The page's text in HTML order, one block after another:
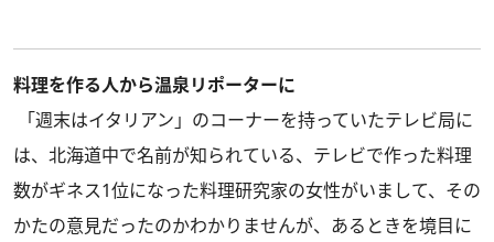
料理を作る人から温泉リポーターに
「週末はイタリアン」のコーナーを持っていたテレビ局に
は、北海道中で名前が知られている、テレビで作った料理
数がギネス1位になった料理研究家の女性がいまして、その
かたの意見だったのかわかりませんが、あるときを境目に